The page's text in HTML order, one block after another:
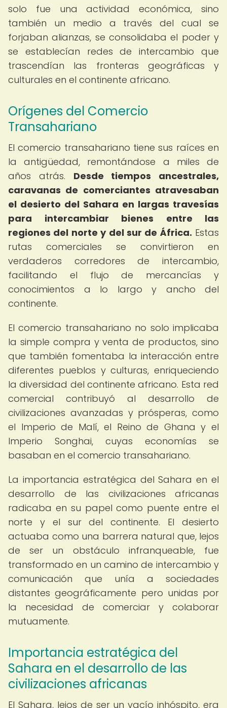
solo fue una actividad económica, sino
también un medio a través del cual se
forjaban alianzas, se consolidaba el poder y
se establecían redes de intercambio que
trascendían las fronteras geográficas y
culturales en el continente africano.
Orígenes del Comercio
Transahariano
El comercio transahariano tiene sus raíces en
la antigüedad, remontándose a miles de
años atrás. Desde tiempos ancestrales,
caravanas de comerciantes atravesaban
el desierto del Sahara en largas travesías
para intercambiar bienes entre las
regiones del norte y del sur de África. Estas
rutas comerciales se convirtieron en
verdaderos corredores de intercambio,
facilitando el flujo de mercancías y
conocimientos a lo largo y ancho del
continente.
El comercio transahariano no solo implicaba
la simple compra y venta de productos, sino
que también fomentaba la interacción entre
diferentes pueblos y culturas, enriqueciendo
la diversidad del continente africano. Esta red
comercial contribuyó al desarrollo de
civilizaciones avanzadas y prósperas, como
el Imperio de Malí, el Reino de Ghana y el
Imperio Songhai, cuyas economías se
basaban en el comercio transahariano.
La importancia estratégica del Sahara en el
desarrollo de las civilizaciones africanas
radicaba en su papel como puente entre el
norte y el sur del continente. El desierto
actuaba como una barrera natural que, lejos
de ser un obstáculo infranqueable, fue
transformado en un camino de intercambio y
comunicación que unía a sociedades
distantes geográficamente pero unidas por
la necesidad de comerciar y colaborar
mutuamente.
Importancia estratégica del
Sahara en el desarrollo de las
civilizaciones africanas
El Sahara, lejos de ser un vacío inhóspito, era